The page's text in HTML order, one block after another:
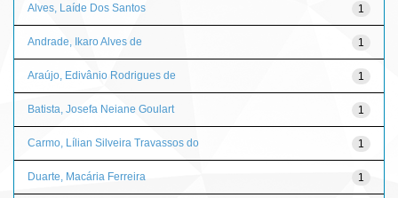
1
Alves, Laíde Dos Santos
1
Andrade, Ikaro Alves de
1
Araújo, Edivânio Rodrigues de
1
Batista, Josefa Neiane Goulart
1
Carmo, Lílian Silveira Travassos do
1
Duarte, Macária Ferreira